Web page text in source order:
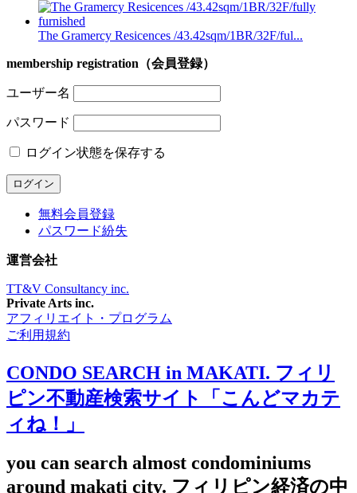
The Gramercy Resicences /43.42sqm/1BR/32F/ful...
membership registration（会員登録）
ユーザー名
パスワード
ログイン状態を保存する
無料会員登録
パスワード紛失
運営会社
TT&V Consultancy inc.
Private Arts inc.
アフィリエイト・プログラム
ご利用規約
CONDO SEARCH in MAKATI. フィリ
ピン不動産検索サイト「こんどマカテ
ィね！」
you can search almost condominiums
around makati city. フィリピン経済の中